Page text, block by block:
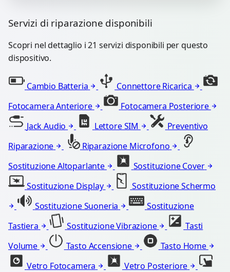
Servizi di riparazione disponibili
Scopri nel dettaglio i 21 servizi disponibili per questo
dispositivo.
Cambio Batteria
Connettore Ricarica
Fotocamera Anteriore
Fotocamera Posteriore
Jack Audio
Lettore SIM
Preventivo
Riparazione
Riparazione Microfono
Sostituzione Altoparlante
Sostituzione Cover
Sostituzione Display
Sostituzione Schermo
Sostituzione Suoneria
Sostituzione
Tastiera
Sostituzione Vibrazione
Tasti
Volume
Tasto Accensione
Tasto Home
Vetro Fotocamera
Vetro Posteriore